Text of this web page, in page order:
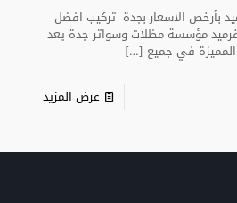
بأرخص الاسعار بجدة تركيب افضل
قرميد مؤسسة مظلات وسواتر جدة يعد
في جميع […]
عرض المزيد